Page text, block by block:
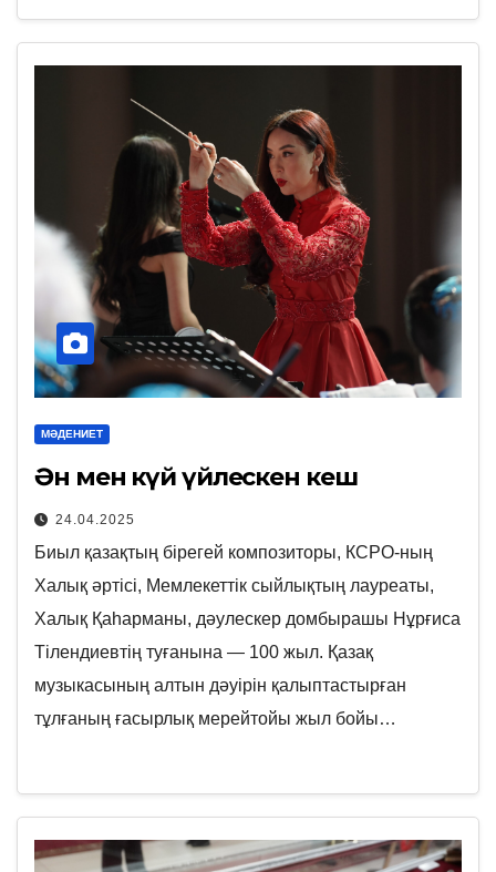
МӘДЕНИЕТ
Ән мен күй үйлескен кеш
24.04.2025
Биыл қазақтың бірегей композиторы, КСРО-ның
Халық әртісі, Мемлекеттік сыйлықтың лауреаты,
Халық Қаһарманы, дәулескер домбырашы Нұрғиса
Тілендиевтің туғанына — 100 жыл. Қазақ
музыкасының алтын дәуірін қалыптастырған
тұлғаның ғасырлық мерейтойы жыл бойы…